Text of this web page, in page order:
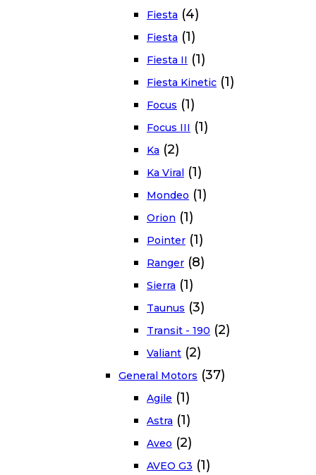
Fiesta (4)
Fiesta (1)
Fiesta II (1)
Fiesta Kinetic (1)
Focus (1)
Focus III (1)
Ka (2)
Ka Viral (1)
Mondeo (1)
Orion (1)
Pointer (1)
Ranger (8)
Sierra (1)
Taunus (3)
Transit - 190 (2)
Valiant (2)
General Motors (37)
Agile (1)
Astra (1)
Aveo (2)
AVEO G3 (1)